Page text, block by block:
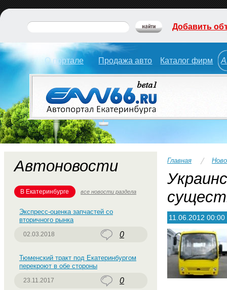
О портале Продажа авто Каталог фирм
Добавить
Главная
11.06.2012 00:00
Автоновости
В Екатеринбурге все новости раздела
Экспресс-оценка запчастей со
вторичного рынка
02.03.2018 0
Тюменский тракт под Екатеринбургом
перекроют в обе стороны
23.11.2017 0